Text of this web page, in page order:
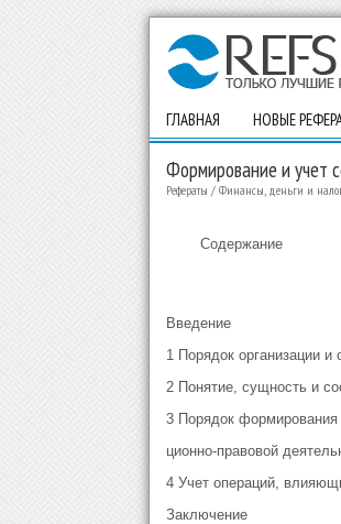
ГЛАВНАЯ НОВЫЕ
Формирование и учет
Рефераты / Финансы, деньги и
Содержание
Введение
1 Порядок организации и
2 Понятие, сущность и
3 Порядок формирования
ционно-правовой
4 Учет операций,
Заключение